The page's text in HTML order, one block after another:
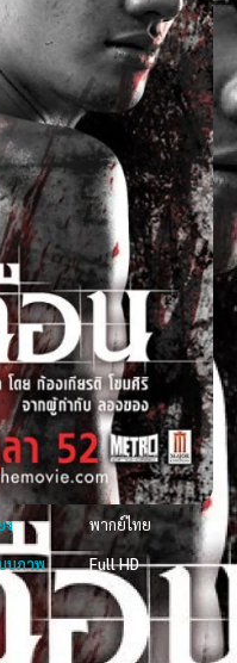
ง
พากย์ไทย
บภาพ
Full HD